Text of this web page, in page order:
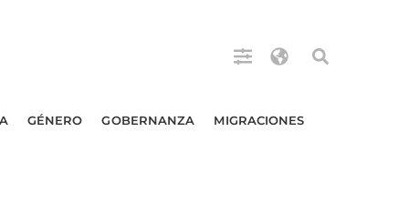
GÉNERO GOBERNANZA MIGRACIONES